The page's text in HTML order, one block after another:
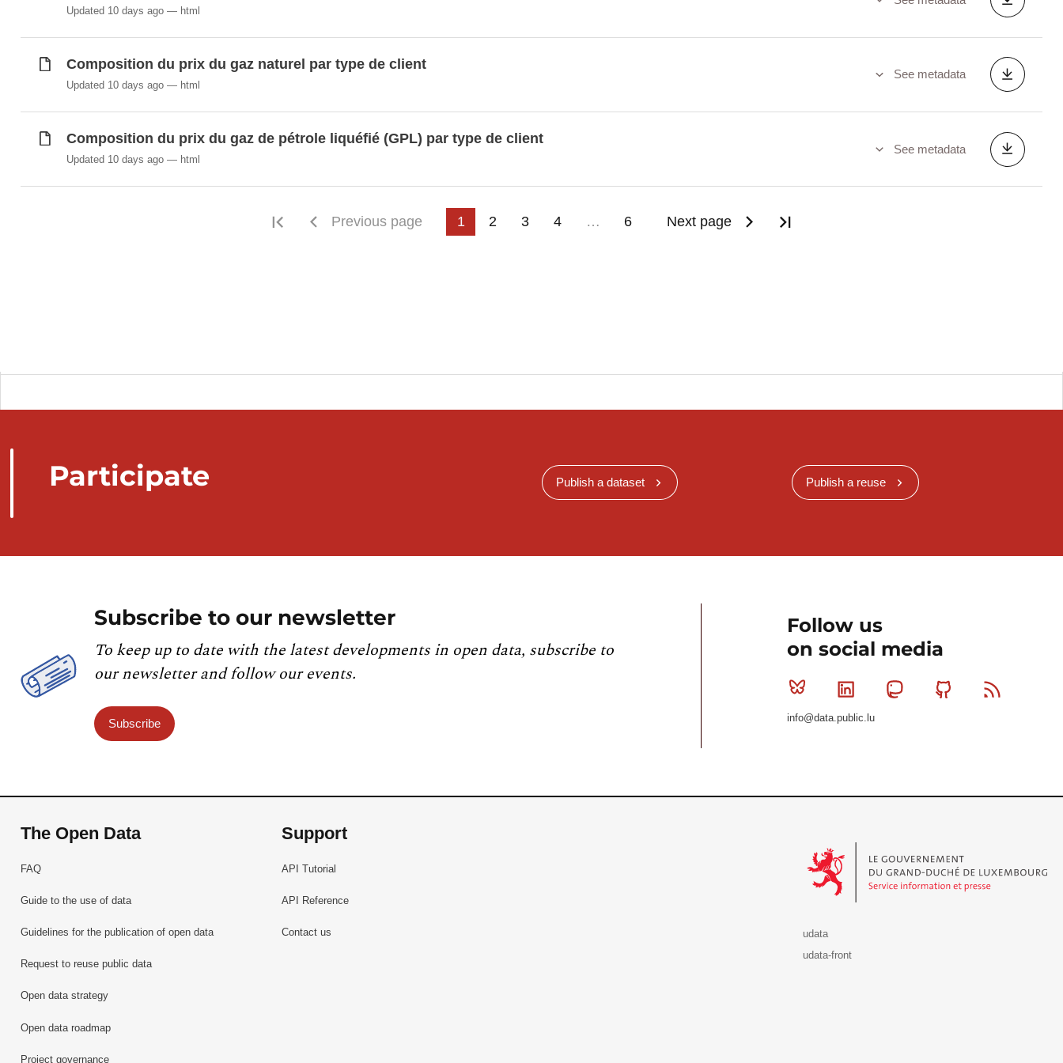
Répartition géographique des ventes de carburants et du nombre de stations-services
Synchronisé automatiquement depuis labase de données LUSTAT
Updated 10 days ago html
Composition du prix du gaz naturel par type de client
Updated 10 days ago html
See metadata
Composition du prix du gaz de pétrole liquéfié (GPL) par type de client
Updated 10 days ago html
See metadata
First pagePrevious page 1 2 3 4 … 6 Next page
Participate Publish a dataset Publish a reuse
Subscribe to our newsletter
To keep up to date with the latest developments in open data, subscribe to
our newsletter and follow our events.
Subscribe
Follow us
on social media
Bluesky Linkedin MastodonGithub
info@data.public.lu
The Open Data
FAQ
Guide to the use of data
Guidelines for the publication of open data
Request to reuse public data
Open data strategy
Open data roadmap
Project governance
Support
API Tutorial
API Reference
Contact us
udata
udata-front